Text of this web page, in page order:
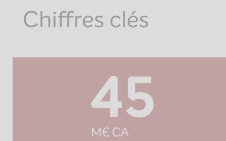
Chiffres clés
45
M€ CA